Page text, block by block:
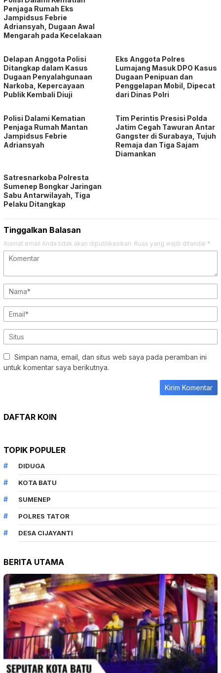
Penjaga Rumah Eks
Jampidsus Febrie
Adriansyah, Dugaan Awal
Mengarah pada Kecelakaan
Delapan Anggota Polisi
Ditangkap dalam Kasus
Dugaan Penyalahgunaan
Narkoba, Kepercayaan
Publik Kembali Diuji
Eks Anggota Polres
Lumajang Masuk DPO Kasus
Dugaan Penipuan dan
Penggelapan Mobil, Dipecat
dari Dinas Polri
Polisi Dalami Kematian
Penjaga Rumah Mantan
Jampidsus Febrie
Adriansyah
Tim Perintis Presisi Polda
Jatim Cegah Tawuran Antar
Gangster di Surabaya, Tujuh
Remaja dan Tiga Sajam
Diamankan
Satresnarkoba Polresta
Sumenep Bongkar Jaringan
Sabu Antarwilayah, Tiga
Pelaku Ditangkap
Tinggalkan Balasan
Alamat email Anda tidak akan dipublikasikan. Ruas yang wajib ditandai *
Simpan nama, email, dan situs web saya pada peramban ini
untuk komentar saya berikutnya.
DAFTAR KOIN
TOPIK POPULER
DIDUGA
KOTA BATU
SUMENEP
POLRES TATOR
DESA CIJAYANTI
BERITA UTAMA